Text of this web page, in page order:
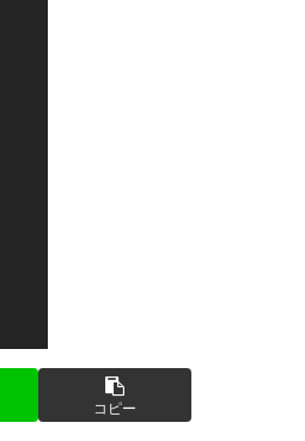
コピー